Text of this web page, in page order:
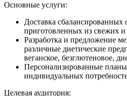
Основные услуги:
Доставка сбалансированных
приготовленных из свежих
Разработка и предложение
различные диетические
веганское, безглютеновое,
Персонализированные
индивидуальных
Целевая аудитория: